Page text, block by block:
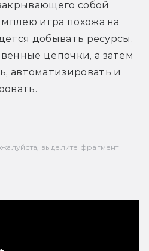
собой
игра похожа на
добывать ресурсы,
цепочки, а затем
автоматизировать и
выделите фрагмент